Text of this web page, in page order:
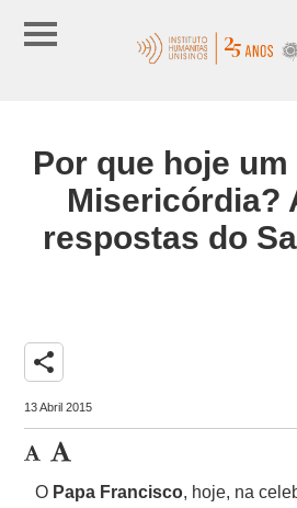
Por que hoje
Misericórdia?
respostas do
share
13 Abril 2015
O Papa Francisco, hoje, na